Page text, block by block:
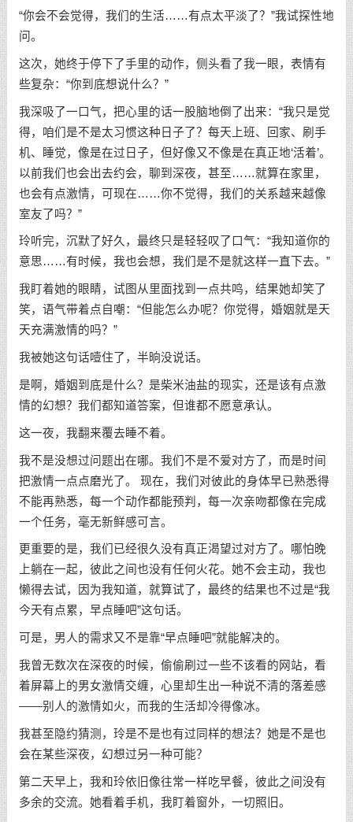
“你会不会觉得，我们的生活……有点太平淡了？”我试探性地
问。
这次，她终于停下了手里的动作，侧头看了我一眼，表情有
些复杂：“你到底想说什么？”
我深吸了一口气，把心里的话一股脑地倒了出来：“我只是觉
得，咱们是不是太习惯这种日子了？每天上班、回家、刷手
机、睡觉，像是在过日子，但好像又不像是在真正地‘活着’。
以前我们也会出去约会，聊到深夜，甚至……就算在家里，
也会有点激情，可现在……你不觉得，我们的关系越来越像
室友了吗？”
玲听完，沉默了好久，最终只是轻轻叹了口气：“我知道你的
意思……有时候，我也会想，我们是不是就这样一直下去。”
我盯着她的眼睛，试图从里面找到一点共鸣，结果她却笑了
笑，语气带着点自嘲：“但能怎么办呢？你觉得，婚姻就是天
天充满激情的吗？”
我被她这句话噎住了，半晌没说话。
是啊，婚姻到底是什么？是柴米油盐的现实，还是该有点激
情的幻想？我们都知道答案，但谁都不愿意承认。
这一夜，我翻来覆去睡不着。
我不是没想过问题出在哪。我们不是不爱对方了，而是时间
把激情一点点磨光了。 现在，我们对彼此的身体早已熟悉得
不能再熟悉，每一个动作都能预判，每一次亲吻都像在完成
一个任务，毫无新鲜感可言。
更重要的是，我们已经很久没有真正渴望过对方了。哪怕晚
上躺在一起，彼此之间也没有任何火花。她不会主动，我也
懒得去试，因为我知道，就算试了，最终的结果也不过是“我
今天有点累，早点睡吧”这句话。
可是，男人的需求又不是靠“早点睡吧”就能解决的。
我曾无数次在深夜的时候，偷偷刷过一些不该看的网站，看
着屏幕上的男女激情交缠，心里却生出一种说不清的落差感
——别人的激情如火，而我的生活却冷得像冰。
我甚至隐约猜测，玲是不是也有过同样的想法？她是不是也
会在某些深夜，幻想过另一种可能？
第二天早上，我和玲依旧像往常一样吃早餐，彼此之间没有
多余的交流。她看着手机，我盯着窗外，一切照旧。